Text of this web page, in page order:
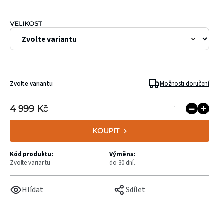
VELIKOST
Hlídat Sdílet
4 999 Kč
KOUPIT
Zvolte variantu Možnosti doručení
Kód produktu:
Zvolte variantu
Výměna:
do 30 dní.